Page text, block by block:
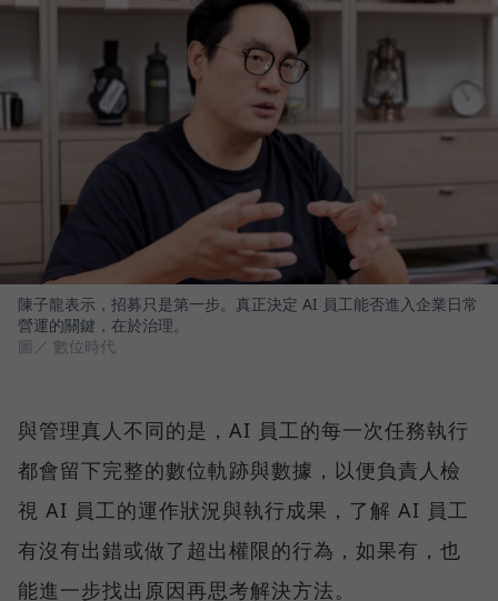
陳子龍表示，招募只是第一步。真正決定 AI 員工能否進入企業日常
營運的關鍵，在於治理。
圖／ 數位時代
與管理真人不同的是，AI 員工的每一次任務執行
都會留下完整的數位軌跡與數據，以便負責人檢
視 AI 員工的運作狀況與執行成果，了解 AI 員工
有沒有出錯或做了超出權限的行為，如果有，也
能進一步找出原因再思考解決方法。